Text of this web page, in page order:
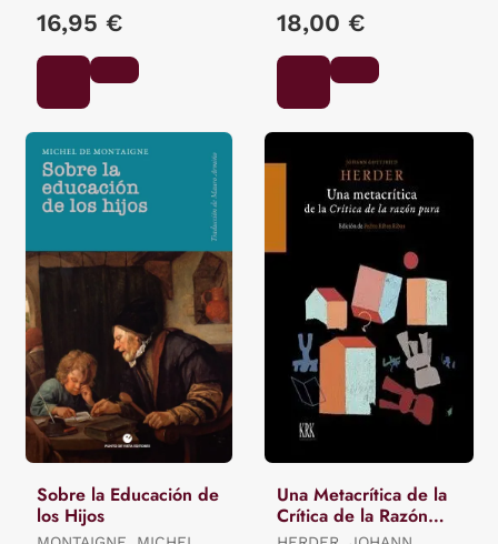
16,95 € 18,00 €
Sobre la Educación de
los Hijos
Una Metacrítica de la
Crítica de la Razón
Pura